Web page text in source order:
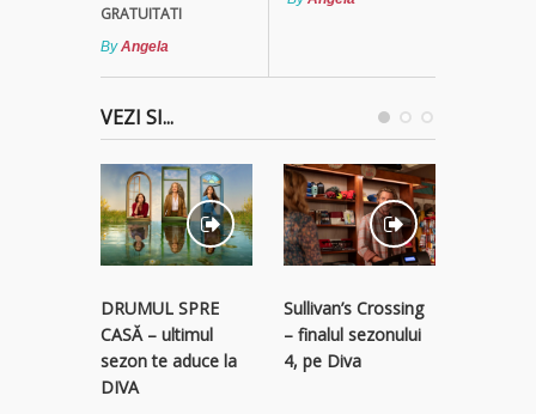
GRATUITATI
ByAngela
VEZI SI...
DRUMUL SPRE
CASĂ – ultimul
sezon te aduce la
DIVA
Sullivan’s Crossing
– finalul sezonului
4, pe Diva